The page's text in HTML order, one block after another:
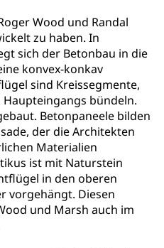
Wood und Randal
zu haben. In
sich der Betonbau in die
konvex-konkav
sind Kreissegmente,
Haupteingangs bündeln.
Betonpaneele bilden
der die Architekten
Materialien
ist mit Naturstein
in den oberen
vorgehängt. Diesen
und Marsh auch im